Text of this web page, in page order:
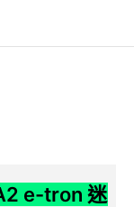
e-tron 迷